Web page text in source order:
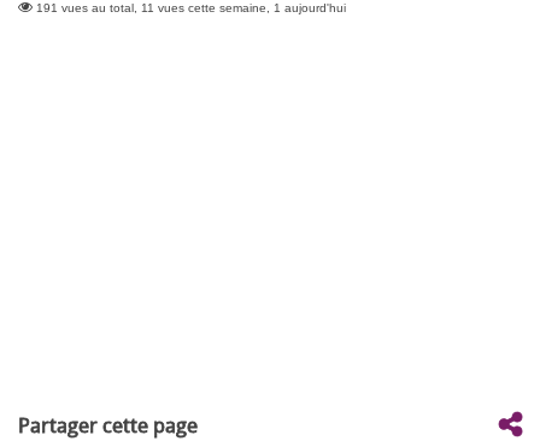
191 vues au total, 11 vues cette semaine, 1 aujourd'hui
Partager cette page